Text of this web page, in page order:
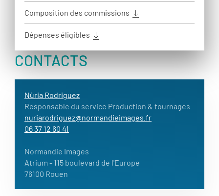
Composition des commissions
Dépenses éligibles
CONTACTS
Nùria Rodriguez
Responsable du service Production & tournages
nuriarodriguez@normandieimages.fr
06 37 12 60 41
Normandie Images
Atrium - 115 boulevard de l'Europe
76100 Rouen